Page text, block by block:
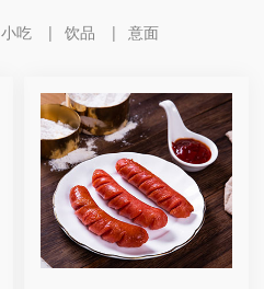
小吃 饮品 意面